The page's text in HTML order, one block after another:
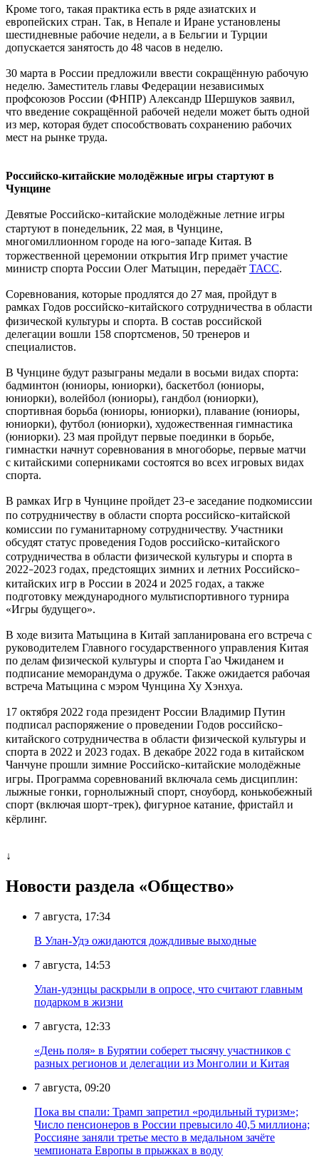
Кроме того, такая практика есть в ряде азиатских и
европейских стран. Так, в Непале и Иране установлены
шестидневные рабочие недели, а в Бельгии и Турции
допускается занятость до 48 часов в неделю.
30 марта в России предложили ввести сокращённую рабочую
неделю. Заместитель главы Федерации независимых
профсоюзов России (ФНПР) Александр Шершуков заявил,
что введение сокращённой рабочей недели может быть одной
из мер, которая будет способствовать сохранению рабочих
мест на рынке труда.
Российско-китайские молодёжные игры стартуют в
Чунцине
Девятые Российско–китайские молодёжные летние игры
стартуют в понедельник, 22 мая, в Чунцине,
многомиллионном городе на юго–западе Китая. В
торжественной церемонии открытия Игр примет участие
министр спорта России Олег Матыцин, передаёт ТАСС.
Соревнования, которые продлятся до 27 мая, пройдут в
рамках Годов российско–китайского сотрудничества в области
физической культуры и спорта. В состав российской
делегации вошли 158 спортсменов, 50 тренеров и
специалистов.
В Чунцине будут разыграны медали в восьми видах спорта:
бадминтон (юниоры, юниорки), баскетбол (юниоры,
юниорки), волейбол (юниоры), гандбол (юниорки),
спортивная борьба (юниоры, юниорки), плавание (юниоры,
юниорки), футбол (юниорки), художественная гимнастика
(юниорки). 23 мая пройдут первые поединки в борьбе,
гимнастки начнут соревнования в многоборье, первые матчи
с китайскими соперниками состоятся во всех игровых видах
спорта.
В рамках Игр в Чунцине пройдет 23–е заседание подкомиссии
по сотрудничеству в области спорта российско–китайской
комиссии по гуманитарному сотрудничеству. Участники
обсудят статус проведения Годов российско–китайского
сотрудничества в области физической культуры и спорта в
2022–2023 годах, предстоящих зимних и летних Российско–
китайских игр в России в 2024 и 2025 годах, а также
подготовку международного мультиспортивного турнира
«Игры будущего».
В ходе визита Матыцина в Китай запланирована его встреча с
руководителем Главного государственного управления Китая
по делам физической культуры и спорта Гао Чжиданем и
подписание меморандума о дружбе. Также ожидается рабочая
встреча Матыцина с мэром Чунцина Ху Хэнхуа.
17 октября 2022 года президент России Владимир Путин
подписал распоряжение о проведении Годов российско–
китайского сотрудничества в области физической культуры и
спорта в 2022 и 2023 годах. В декабре 2022 года в китайском
Чанчуне прошли зимние Российско–китайские молодёжные
игры. Программа соревнований включала семь дисциплин:
лыжные гонки, горнолыжный спорт, сноуборд, конькобежный
спорт (включая шорт–трек), фигурное катание, фристайл и
кёрлинг.
↓
Новости раздела «Общество»
7 августа, 17:34
В Улан-Удэ ожидаются дождливые выходные
7 августа, 14:53
Улан-удэнцы раскрыли в опросе, что считают главным
подарком в жизни
7 августа, 12:33
«День поля» в Бурятии соберет тысячу участников с
разных регионов и делегации из Монголии и Китая
7 августа, 09:20
Пока вы спали: Трамп запретил «родильный туризм»;
Число пенсионеров в России превысило 40,5 миллиона;
Россияне заняли третье место в медальном зачёте
чемпионата Европы в прыжках в воду